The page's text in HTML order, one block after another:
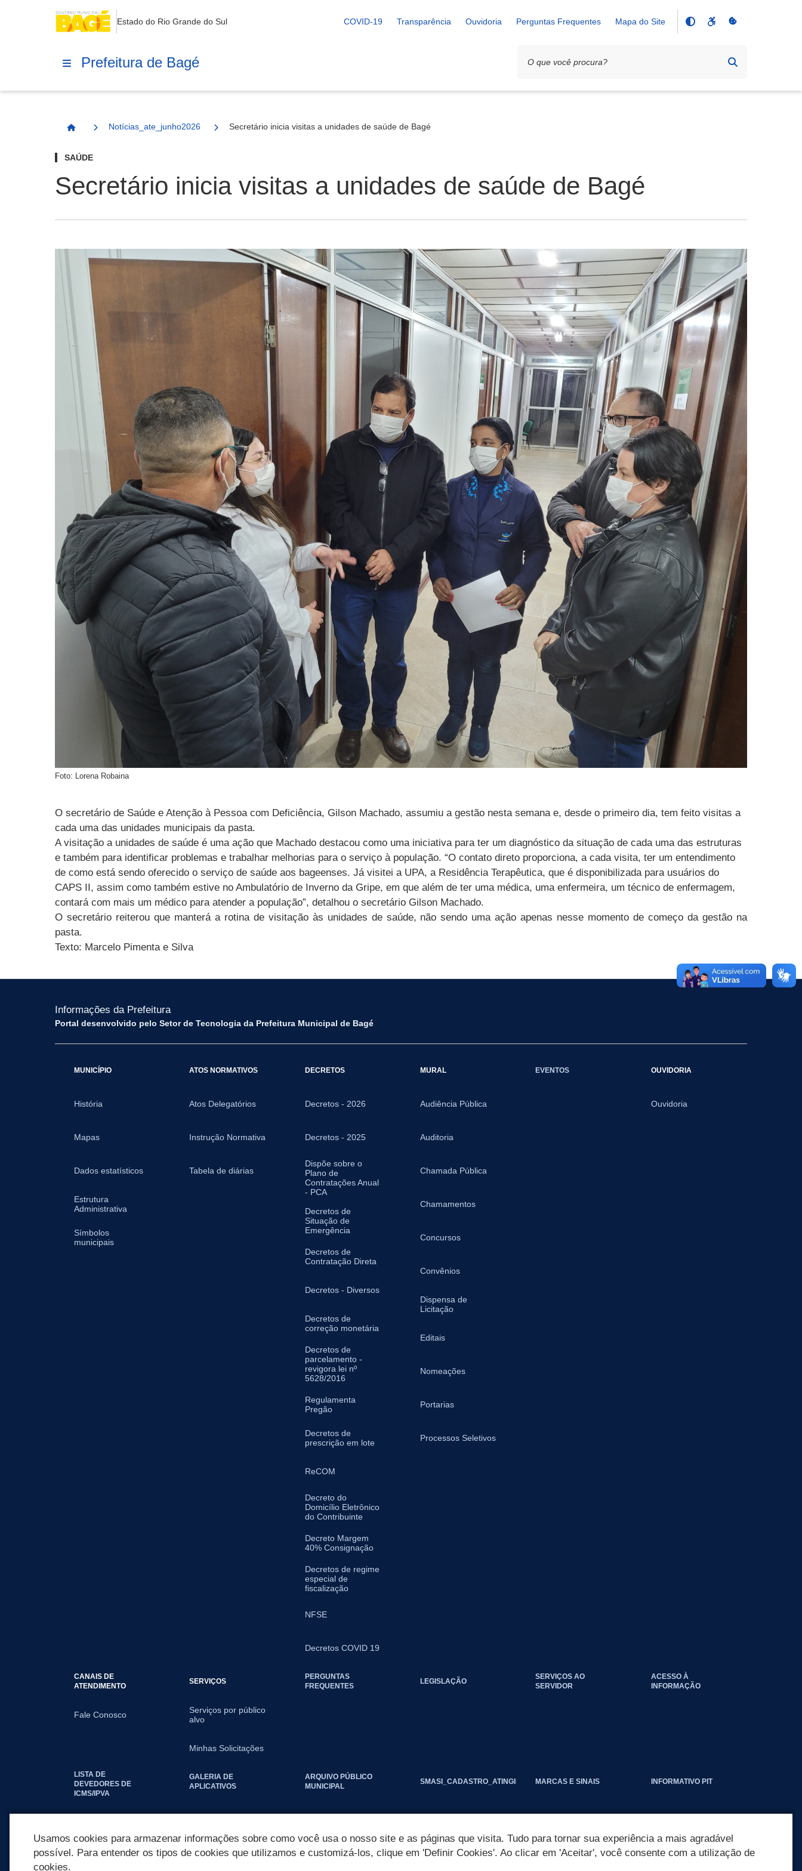
Estado do Rio Grande do Sul COVID-19 Transparência Ouvidoria Perguntas Frequentes Mapa do Site
Prefeitura de Bagé
Página Inicial
Notícias_ate_junho2026 Secretário inicia visitas a unidades de saúde de Bagé
SAÚDE
Secretário inicia visitas a unidades de saúde de Bagé
Foto: Lorena Robaina
O secretário de Saúde e Atenção à Pessoa com Deficiência, Gilson Machado, assumiu a gestão nesta semana e, desde o primeiro dia, tem feito visitas a
cada uma das unidades municipais da pasta.
A visitação a unidades de saúde é uma ação que Machado destacou como uma iniciativa para ter um diagnóstico da situação de cada uma das estruturas
e também para identificar problemas e trabalhar melhorias para o serviço à população. “O contato direto proporciona, a cada visita, ter um entendimento
de como está sendo oferecido o serviço de saúde aos bageenses. Já visitei a UPA, a Residência Terapêutica, que é disponibilizada para usuários do
CAPS II, assim como também estive no Ambulatório de Inverno da Gripe, em que além de ter uma médica, uma enfermeira, um técnico de enfermagem,
contará com mais um médico para atender a população”, detalhou o secretário Gilson Machado.
O secretário reiterou que manterá a rotina de visitação às unidades de saúde, não sendo uma ação apenas nesse momento de começo da gestão na
pasta.
Texto: Marcelo Pimenta e Silva
Informações da Prefeitura
Portal desenvolvido pelo Setor de Tecnologia da Prefeitura Municipal de Bagé
MUNICÍPIO
História
Mapas
Dados estatísticos
Estrutura
Administrativa
Símbolos
municipais
ATOS NORMATIVOS
Atos Delegatórios
Instrução Normativa
Tabela de diárias
DECRETOS
Decretos - 2026
Decretos - 2025
Dispõe sobre o
Plano de
Contratações Anual
- PCA
Decretos de
Situação de
Emergência
Decretos de
Contratação Direta
Decretos - Diversos
Decretos de
correção monetária
Decretos de
parcelamento -
revigora lei nº
5628/2016
Regulamenta
Pregão
Decretos de
prescrição em lote
ReCOM
Decreto do
Domicílio Eletrônico
do Contribuinte
Decreto Margem
40% Consignação
Decretos de regime
especial de
fiscalização
NFSE
Decretos COVID 19
MURAL
Audiência Pública
Auditoria
Chamada Pública
Chamamentos
Concursos
Convênios
Dispensa de
Licitação
Editais
Nomeações
Portarias
Processos Seletivos
EVENTOS OUVIDORIA
Ouvidoria
CANAIS DE
ATENDIMENTO
Fale Conosco
SERVIÇOS
Serviços por público
alvo
Minhas Solicitações
PERGUNTAS
FREQUENTES
LEGISLAÇÃO
SERVIÇOS AO
SERVIDOR
ACESSO À
INFORMAÇÃO
LISTA DE
DEVEDORES DE
ICMS/IPVA
GALERIA DE
APLICATIVOS
ARQUIVO PÚBLICO
MUNICIPAL
SMASI_CADASTRO_ATINGIDOS_EVENTOS_CLIMATICOS
MARCAS E SINAIS INFORMATIVO PIT
Usamos cookies para armazenar informações sobre como você usa o nosso site e as páginas que visita. Tudo para tornar sua experiência a mais agradável
possível. Para entender os tipos de cookies que utilizamos e customizá-los, clique em 'Definir Cookies'. Ao clicar em 'Aceitar', você consente com a utilização de
cookies.